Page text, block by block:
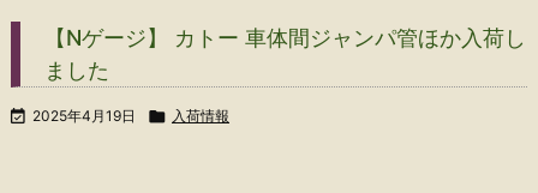

【Nゲージ】 カトー 車体間ジャンパ管ほか入荷し
ました
 2025年4月19日  入荷情報